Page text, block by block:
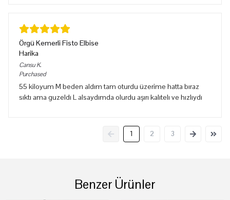
Örgü Kemerli Fisto Elbise
Harika
Cansu K.
Purchased
55 kiloyum M beden aldım tam oturdu üzerime hatta bıraz
sıktı ama guzeldı L alsaydımda olurdu aşırı kalıtelı ve hızlıydı
1 2 3
Benzer Ürünler